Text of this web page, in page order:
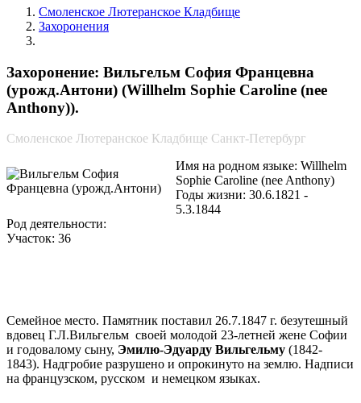
Смоленское Лютеранское Кладбище
Захоронения
Захоронение: Вильгельм София Францевна
(урожд.Антони) (Willhelm Sophie Caroline (nee
Anthony)).
Смоленское Лютеранское Кладбище Санкт-Петербург
Имя на родном языке: Willhelm
Sophie Caroline (nee Anthony)
Годы жизни: 30.6.1821 -
5.3.1844
Род деятельности:
Участок: 36
Семейное место. Памятник поставил 26.7.1847 г. безутешный
вдовец Г.Л.Вильгельм своей молодой 23-летней жене Софии
и годовалому сыну, Эмилю-Эдуарду Вильгельму (1842-
1843). Надгробие разрушено и опрокинуто на землю. Надписи
на французском, русском и немецком языках.